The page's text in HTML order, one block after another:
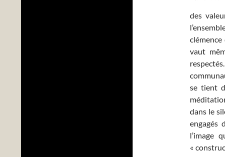
des
vaut
se tient
dans le
engagés
l’image
«